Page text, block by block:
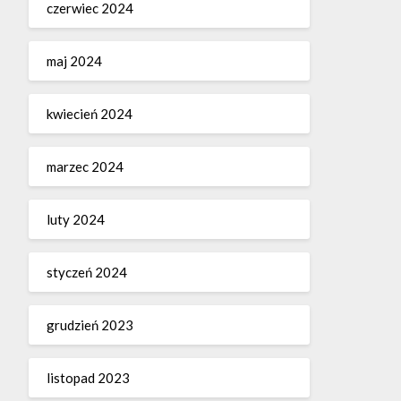
czerwiec 2024
maj 2024
kwiecień 2024
marzec 2024
luty 2024
styczeń 2024
grudzień 2023
listopad 2023